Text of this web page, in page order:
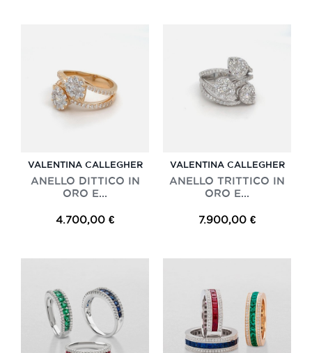
VALENTINA CALLEGHER
ANELLO DITTICO IN
ORO E...
4.700,00 €
VALENTINA CALLEGHER
ANELLO TRITTICO IN
ORO E...
7.900,00 €